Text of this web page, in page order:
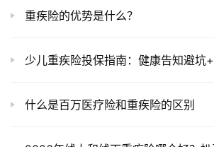
重疾险的优势是什么？
少儿重疾险投保指南：健康告知避坑+保额怎
什么是百万医疗险和重疾险的区别